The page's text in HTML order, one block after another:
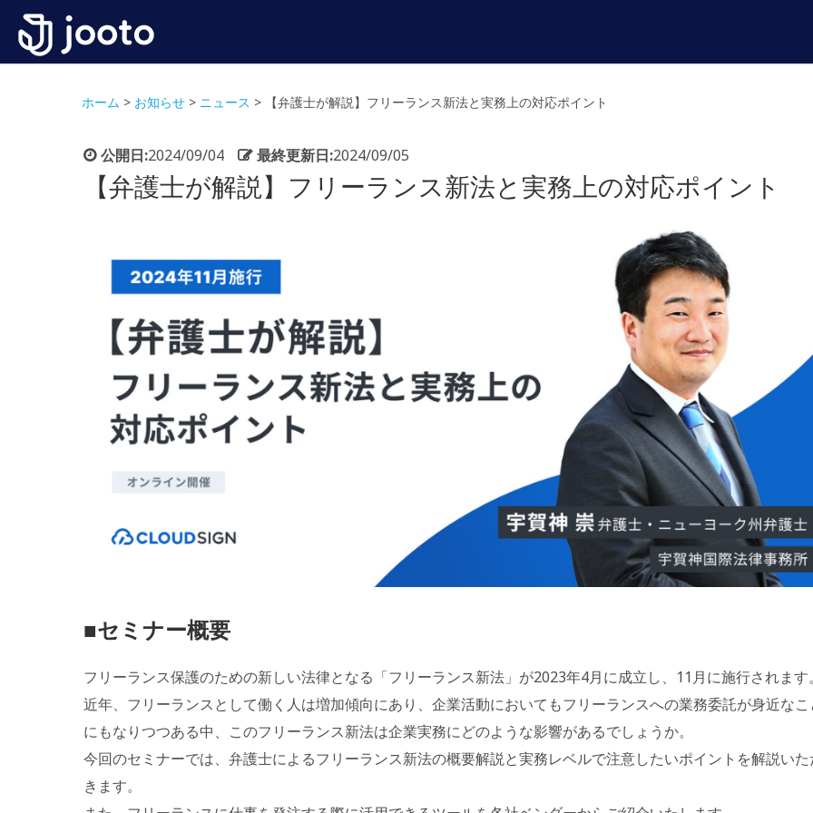
ホーム > お知らせ > ニュース > 【弁護士が解説】フリーランス新法と実務上の対応ポイント
公開日:2024/09/04 最終更新日:2024/09/05
【弁護士が解説】フリーランス新法と実務上の対応ポイント
■セミナー概要
フリーランス保護のための新しい法律となる「フリーランス新法」が2023年4月に成立し、11月に施行されます。
近年、フリーランスとして働く人は増加傾向にあり、企業活動においてもフリーランスへの業務委託が身近なこ
にもなりつつある中、このフリーランス新法は企業実務にどのような影響があるでしょうか。
今回のセミナーでは、弁護士によるフリーランス新法の概要解説と実務レベルで注意したいポイントを解説いた
きます。